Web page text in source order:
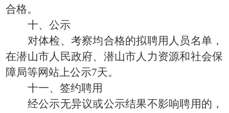
合格。
十、公示
对体检、考察均合格的拟聘用人员名单，
在潜山市人民政府、潜山市人力资源和社会保
障局等网站上公示7天。
十一、签约聘用
经公示无异议或公示结果不影响聘用的，